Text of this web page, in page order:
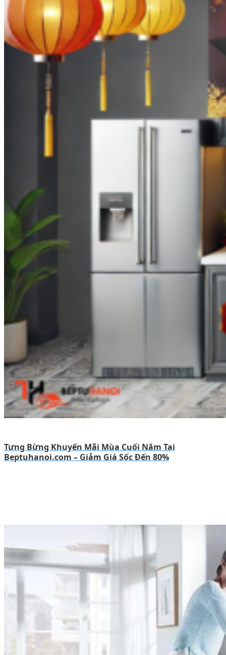
Tưng Bừng Khuyến Mãi Mùa Cuối Năm Tại
Beptuhanoi.com – Giảm Giá Sốc Đến 80%